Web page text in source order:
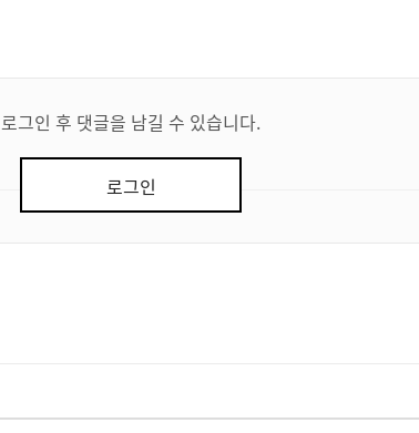
로그인 후 댓글을 남길 수 있습니다.
로그인